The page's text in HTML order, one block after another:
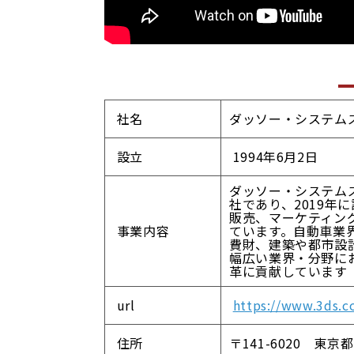
社名
ダッソー・システム
設立
1994年6月2日
事業内容
ダッソー・システ
社であり、2019年
販売、マーケティン
ています。自動車業
費財、建築や都市設
幅広い業界・分野
革に貢献しています
url
https://
住所
〒141-6020 東京